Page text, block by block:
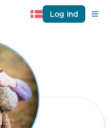
Log ind